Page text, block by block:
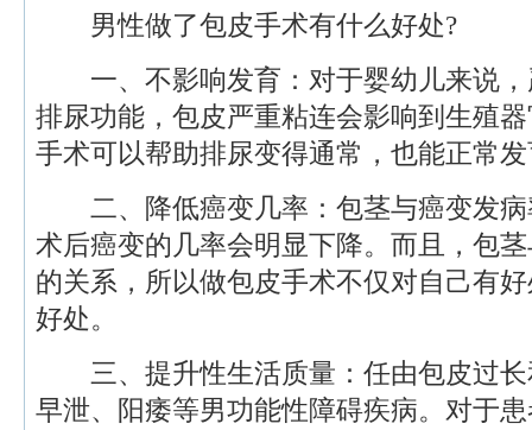
男性做了包皮手术有什么好处?
一、不影响发育：对于婴幼儿来说，
排尿功能，包皮严重粘连会影响到生殖
手术可以帮助排尿变得通常，也能正常
二、降低癌变几率：包茎与癌变发病
术后癌变的几率会明显下降。而且，包
的关系，所以做包皮手术不仅对自己有
好处。
三、提升性生活质量：任由包皮过长
早泄、阳痿等男功能性障碍疾病。对于